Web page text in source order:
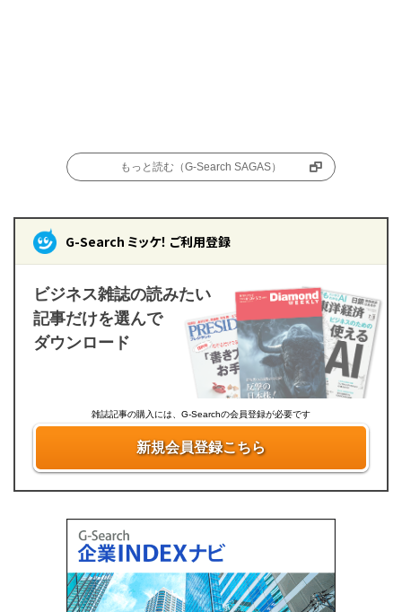
もっと読む（G-Search SAGAS）
G-Search ミッケ！ ご利用登録
ビジネス雑誌の読みたい
記事だけを選んで
ダウンロード
雑誌記事の購入には、G-Searchの会員登録が必要です
新規会員登録こちら